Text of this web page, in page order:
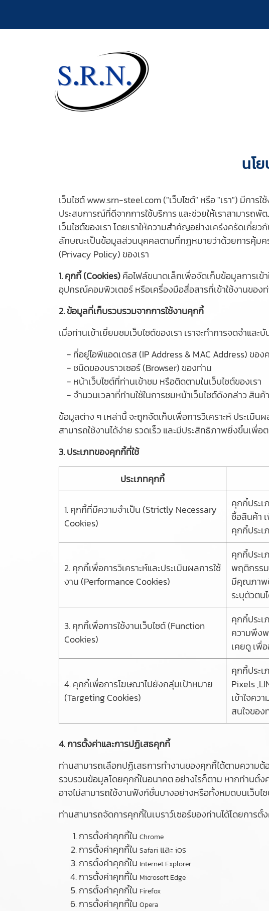
นโ
เว็บไซต์ www.srn-steel.com ("เว็บไซต์" หรือ "เรา") มีกา
ประสบการณ์ที่ดีจากการใช้บริการ และช่วยให้เราสามาร
เว็บไซต์ของเรา โดยเราให้ความสำคัญอย่างเคร่งครัดเกี่
ลักษณะเป็นข้อมูลส่วนบุคคลตามที่กฎหมายว่าด้วยการคุ้มค
(Privacy Policy) ของเรา
1. คุกกี้ (Cookies)คือไฟล์ขนาดเล็กเพื่อจัดเก็บข้อมูลการเข้
อุปกรณ์คอมพิวเตอร์ หรือเครื่องมือสื่อสารที่เข้าใช้งานของ
2. ข้อมูลที่เก็บรวบรวมจากการใช้งานคุกกี้
เมื่อท่านเข้าเยี่ยมชมเว็บไซต์ของเรา เราจะทำการจดจำแ
- ที่อยู่ไอพีแอดเดรส (IP Address & MAC Address) ขอ
- ชนิดของบราวเซอร์ (Browser) ของท่าน
- หน้าเว็บไซต์ที่ท่านเข้าชม หรือติดตามในเว็บไซต์ของเรา
- จำนวนเวลาที่ท่านใช้ในการชมหน้าเว็บไซต์ดังกล่าว สิน
ข้อมูลต่าง ๆ เหล่านี้ จะถูกจัดเก็บเพื่อการวิเคราะห์ ประเ
สามารถใช้งานได้ง่าย รวดเร็ว และมีประสิทธิภาพยิ่งขึ้นเพื่
3. ประเภทของคุกกี้ที่ใช้
ประเภทคุกกี้
1. คุกกี้ที่มีความจำเป็น (Strictly Necessary
Cookies)
คุกกี้ประเ
ซื้อสินค้า
คุกกี้ประเ
2. คุกกี้เพื่อการวิเคราะห์และประเมินผลการใช้
งาน (Performance Cookies)
คุกกี้ประเ
พฤติกรรม
มีคุณภาพ
ระบุตัวตน
3. คุกกี้เพื่อการใช้งานเว็บไซต์ (Function
Cookies)
คุกกี้ประเ
ความพึงพ
เคยดู เพื่
4. คุกกี้เพื่อการโฆษณาไปยังกลุ่มเป้าหมาย
(Targeting Cookies)
คุกกี้ประเ
Pixels
เข้าใจคว
สนใจของ
4. การตั้งค่าและการปฏิเสธคุกกี้
ท่านสามารถเลือกปฏิเสธการทำงานของคุกกี้ได้ตามความ
รวบรวมข้อมูลโดยคุกกี้ในอนาคต อย่างไรก็ตาม หากท่านตั้
อาจไม่สามารถใช้งานฟังก์ชั่นบางอย่างหรือทั้งหมดบนเว็บไ
ท่านสามารถจัดการคุกกี้ในเบราว์เซอร์ของท่านได้โดยการ
การตั้งค่าคุกกี้ใน Chrome
การตั้งค่าคุกกี้ใน Safari และ iOS
การตั้งค่าคุกกี้ใน Internet Explorer
การตั้งค่าคุกกี้ใน Microsoft Edge
การตั้งค่าคุกกี้ใน Firefox
การตั้งค่าคุกกี้ใน Opera